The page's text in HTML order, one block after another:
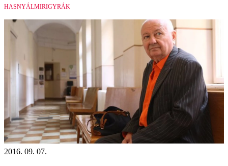
HASNYÁLMIRIGYRÁK
2016. 09. 07.